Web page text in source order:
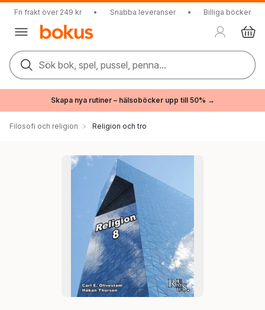
Fri frakt över 249 kr • Snabba leveranser • Billiga böcker
Sök bok, spel, pussel, penna...
Skapa nya rutiner – hälsoböcker upp till 50% →
Filosofi och religion Religion och tro